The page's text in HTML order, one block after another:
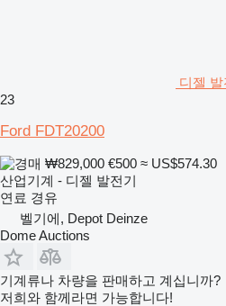
디젤
23
Ford FDT20200
₩829,000 €500 ≈ US$574.30
산업기계 - 디젤 발전기
연료 경유
벨기에, Depot Deinze
Dome Auctions
기계류나 차량을 판매하고 계십니까?
저희와 함께라면 가능합니다!